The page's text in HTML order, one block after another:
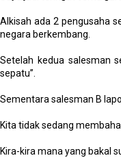
Alkisah ada 2 pengusaha
negara berkembang.
Setelah kedua salesman
sepatu”.
Sementara salesman B
Kita tidak sedang
Kira-kira mana yang bakal